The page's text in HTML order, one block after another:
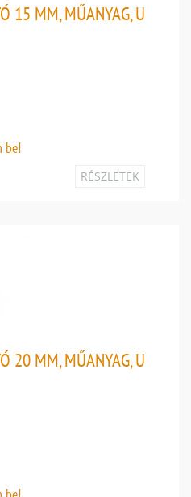
15 MM, MŰANYAG, U
be!
RÉSZLETEK
20 MM, MŰANYAG, U